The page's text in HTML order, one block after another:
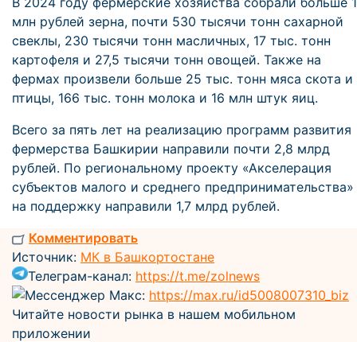
млн рублей зерна, почти 530 тысячи тонн сахарной
свеклы, 230 тысячи тонн масличных, 17 тыс. тонн
картофеля и 27,5 тысячи тонн овощей. Также на
фермах произвели больше 25 тыс. тонн мяса скота и
птицы, 166 тыс. тонн молока и 16 млн штук яиц.
Всего за пять лет на реализацию программ развития
фермерства Башкирии направили почти 2,8 млрд
рублей. По региональному проекту «Акселерация
субъектов малого и среднего предпринимательства»
на поддержку направили 1,7 млрд рублей.
Комментировать
Источник: МК в Башкортостане
Телеграм-канал: https://t.me/zolnews
Мессенджер Макс: https://max.ru/id5008007310_biz
Читайте новости рынка в нашем мобильном
приложении